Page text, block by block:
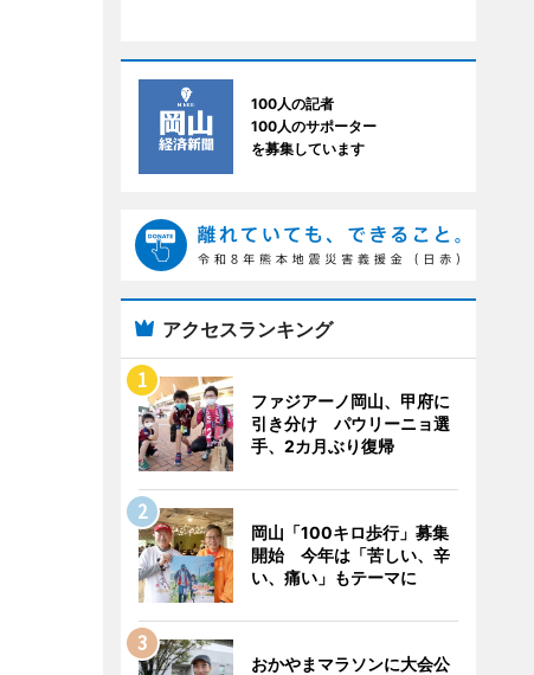
100人の記者
100人のサポーター
を募集しています
アクセスランキング
ファジアーノ岡山、甲府に
引き分け パウリーニョ選
手、2カ月ぶり復帰
岡山「100キロ歩行」募集
開始 今年は「苦しい、辛
い、痛い」もテーマに
おかやまマラソンに大会公